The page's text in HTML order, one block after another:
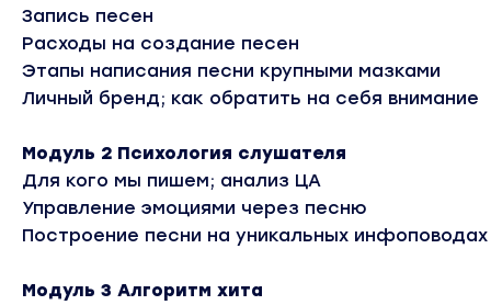
Запись песен
Расходы на создание песен
Этапы написания песни крупными мазками
Личный бренд; как обратить на себя внимание
Модуль 2 Психология слушателя
Для кого мы пишем; анализ ЦА
Управление эмоциями через песню
Построение песни на уникальных инфоповодах
Модуль 3 Алгоритм хита